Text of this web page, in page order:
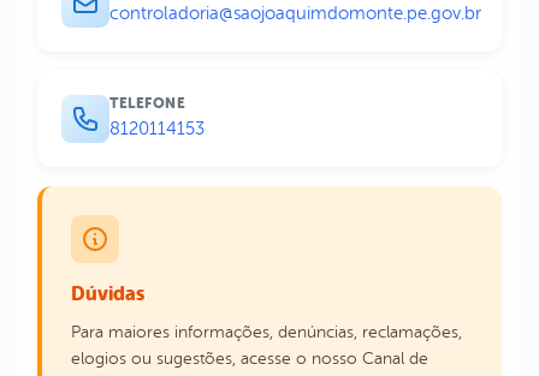
controladoria@saojoaquimdomonte.pe.gov.br
TELEFONE
8120114153
Dúvidas
Para maiores informações, denúncias, reclamações,
elogios ou sugestões, acesse o nosso Canal de